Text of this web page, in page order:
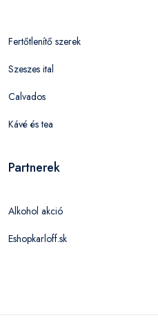
Fertőtlenítő szerek
Szeszes ital
Calvados
Kávé és tea
Partnerek
Alkohol akció
Eshopkarloff.sk